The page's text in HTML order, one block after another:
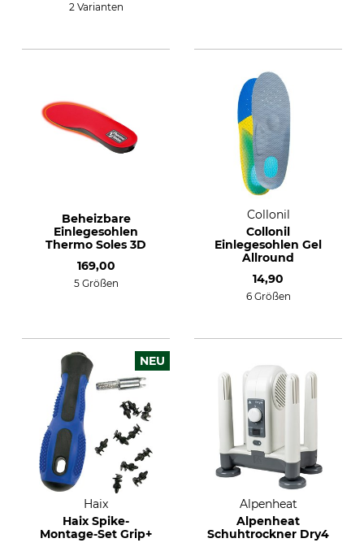
2 Varianten
Beheizbare
Einlegesohlen
Thermo Soles 3D
169,00
5 Größen
Collonil
Collonil
Einlegesohlen Gel
Allround
14,90
6 Größen
NEU
Haix
Haix Spike-
Montage-Set Grip+
Alpenheat
Alpenheat
Schuhtrockner Dry4